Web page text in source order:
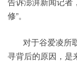
修”。
对于谷爱凌所
寻背后的原因，是